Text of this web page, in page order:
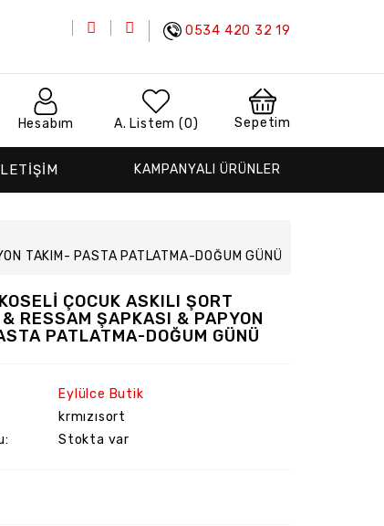
0534 420 32 19
Hesabım A. Listem (0) Sepetim
KAMPANYALI ÜRÜNLER
TAKIM- PASTA PATLATMA-DOĞUM GÜNÜ
ÇOCUK ASKILI ŞORT
RESSAM ŞAPKASI & PAPYON
PATLATMA-DOĞUM GÜNÜ
Eylülce Butik
krmızısort
Stokta var